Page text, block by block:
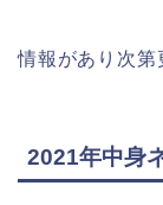
情報があり次第
2021年中身